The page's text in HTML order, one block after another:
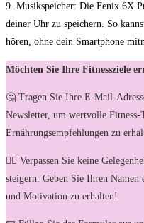
9. Musikspeicher: ​Die ⁤Fenix‍ 6X
deiner Uhr zu ​speichern. So
hören, ⁣ohne dein Smartphone
Möchten Sie Ihre Fitnessziele
🤔 Tragen Sie Ihre E-Mail-
Newsletter, um wertvolle
Ernährungsempfehlungen zu
🏋️‍♀️ Verpassen Sie keine
steigern. Geben Sie Ihren
und Motivation zu erhalten!